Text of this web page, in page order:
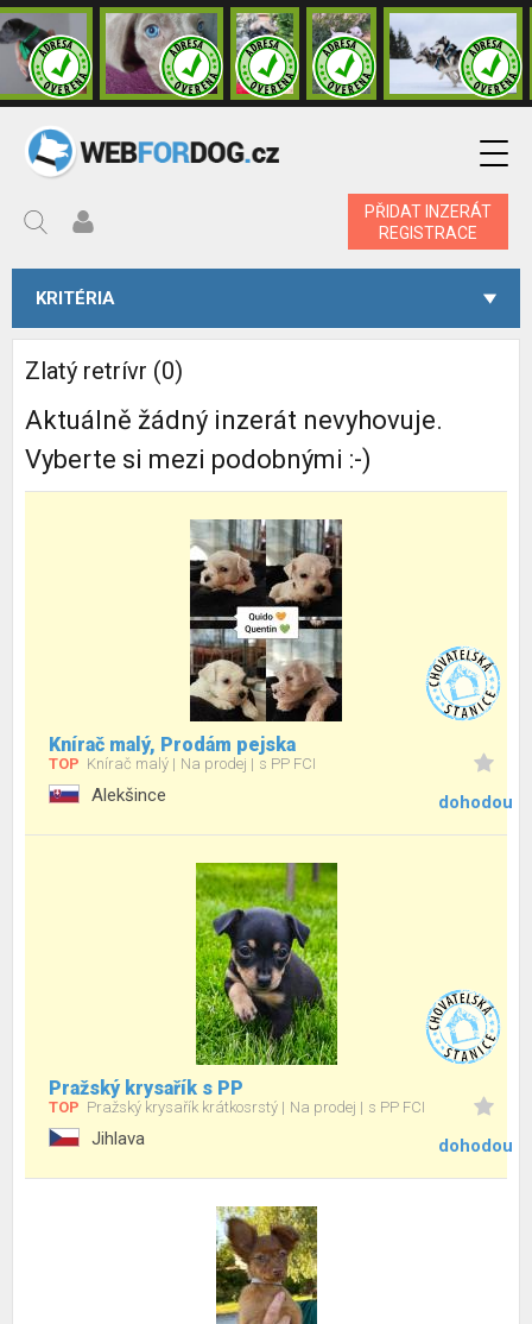
PŘIDAT INZERÁT
REGISTRACE
KRITÉRIA
Zlatý retrívr (0)
Aktuálně žádný inzerát nevyhovuje.
Vyberte si mezi podobnými :-)
Knírač malý, Prodám pejska
TOP Knírač malý Na prodej s PP FCI
Alekšince dohodou
Pražský krysařík s PP
TOP Pražský krysařík krátkosrstý Na prodej s PP FCI
Jihlava dohodou